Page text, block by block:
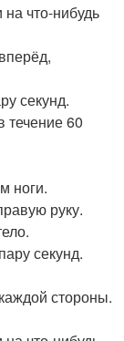
на что-нибудь
секунд.
течение 60
ноги.
руку.
секунд.
стороны.